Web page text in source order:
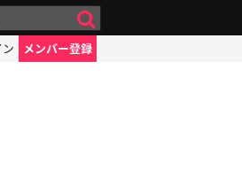
メンバー登録